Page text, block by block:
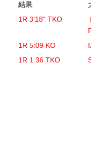
結果
1R 3'18" TKO
1R 5:09 KO
1R 1:36 TKO